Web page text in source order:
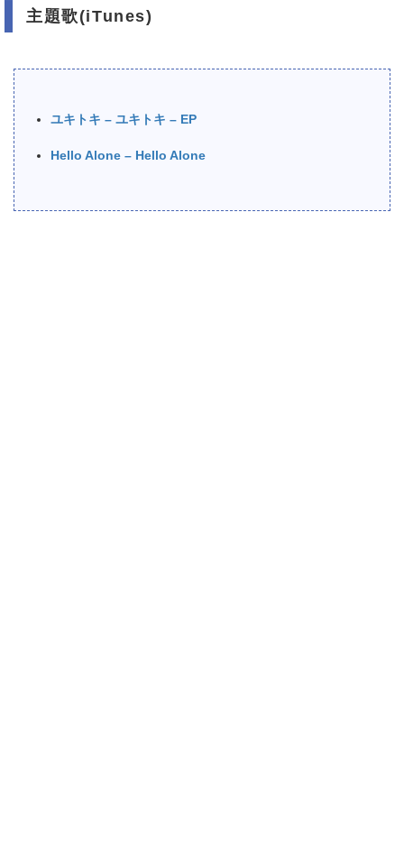
主題歌(iTunes)
ユキトキ – ユキトキ – EP
Hello Alone – Hello Alone